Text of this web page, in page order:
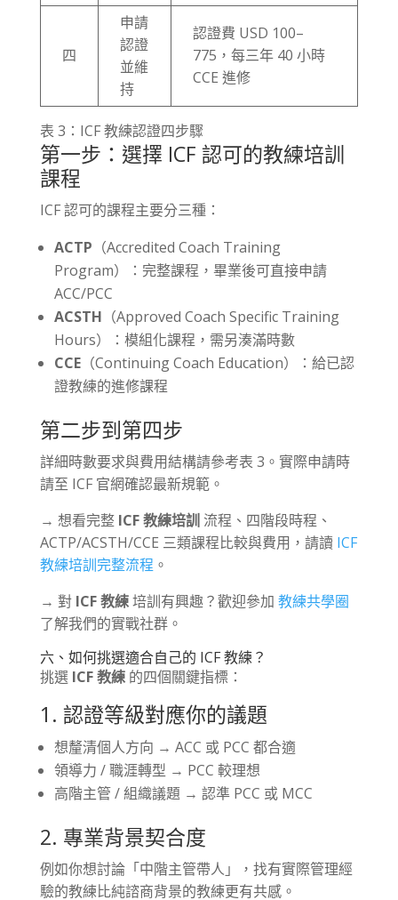
四
申請
認證
並維
持
認證費 USD 100–
775，每三年 40 小時
CCE 進修
表 3：ICF 教練認證四步驟
第一步：選擇 ICF 認可的教練培訓
課程
ICF 認可的課程主要分三種：
ACTP （Accredited Coach Training
Program）：完整課程，畢業後可直接申請
ACC/PCC
ACSTH （Approved Coach Specific Training
Hours）：模組化課程，需另湊滿時數
CCE（Continuing Coach Education）：給已認
證教練的進修課程
第二步到第四步
詳細時數要求與費用結構請參考表 3。實際申請時
請至 ICF 官網確認最新規範。
→ 想看完整 ICF 教練培訓 流程、四階段時程、
ACTP/ACSTH/CCE 三類課程比較與費用，請讀 ICF
教練培訓完整流程 。
→ 對 ICF 教練培訓有興趣？歡迎參加 教練共學圈
了解我們的實戰社群。
六、如何挑選適合自己的 ICF 教練？
挑選 ICF 教練的四個關鍵指標：
1. 認證等級對應你的議題
想釐清個人方向 → ACC 或 PCC 都合適
領導力 / 職涯轉型 → PCC 較理想
高階主管 / 組織議題 → 認準 PCC 或 MCC
2. 專業背景契合度
例如你想討論「中階主管帶人」，找有實際管理經
驗的教練比純諮商背景的教練更有共感。